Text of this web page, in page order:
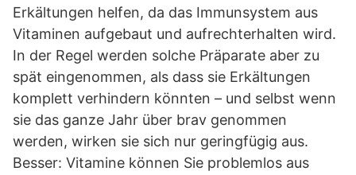
Erkältungen helfen, da das Immunsystem aus
Vitaminen aufgebaut und aufrechterhalten wird.
In der Regel werden solche Präparate aber zu
spät eingenommen, als dass sie Erkältungen
komplett verhindern könnten – und selbst wenn
sie das ganze Jahr über brav genommen
werden, wirken sie sich nur geringfügig aus.
Besser: Vitamine können Sie problemlos aus